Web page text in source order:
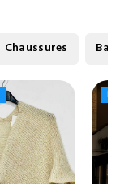
Chaussures